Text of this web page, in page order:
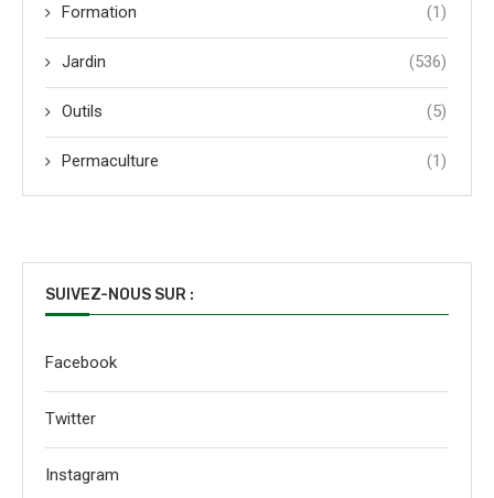
Formation (1)
Jardin (536)
Outils (5)
Permaculture (1)
SUIVEZ-NOUS SUR :
Facebook
Twitter
Instagram